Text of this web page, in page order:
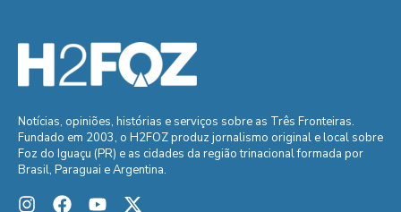
Notícias, opiniões, histórias e serviços sobre as Três Fronteiras.
Fundado em 2003, o H2FOZ produz jornalismo original e local sobre
Foz do Iguaçu (PR) e as cidades da região trinacional formada por
Brasil, Paraguai e Argentina.